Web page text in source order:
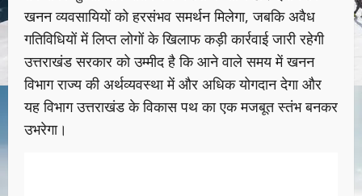
खनन व्यवसायियों को हरसंभव समर्थन मिलेगा, जबकि अवैध
गतिविधियों में लिप्त लोगों के खिलाफ कड़ी कार्रवाई जारी रहेगी
उत्तराखंड सरकार को उम्मीद है कि आने वाले समय में खनन
विभाग राज्य की अर्थव्यवस्था में और अधिक योगदान देगा और
यह विभाग उत्तराखंड के विकास पथ का एक मजबूत स्तंभ बनकर
उभरेगा।